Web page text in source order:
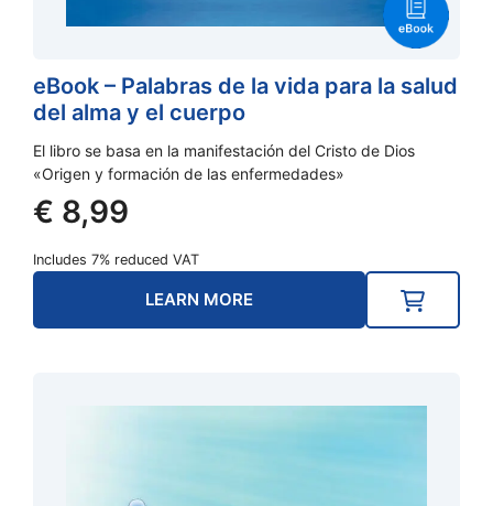
eBook – Palabras de la vida para la salud
del alma y el cuerpo
El libro se basa en la manifestación del Cristo de Dios
«Origen y formación de las enfermedades»
€ 8,99
Includes 7% reduced VAT
LEARN MORE